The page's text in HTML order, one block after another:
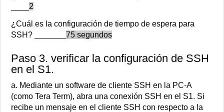
2
¿Cuál es la configuración de tiempo de espera para
SSH? _______75 segundos
Paso 3. verificar la configuración de SSH
en el S1.
a. Mediante un software de cliente SSH en la PC-A
(como Tera Term), abra una conexión SSH en el S1. Si
recibe un mensaje en el cliente SSH con respecto a la